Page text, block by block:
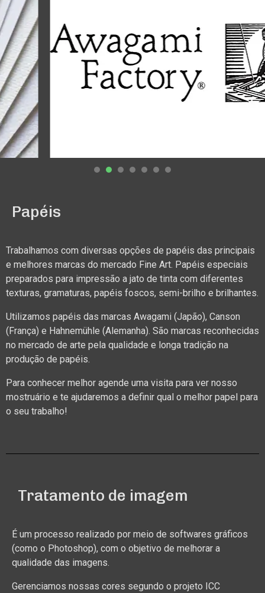
Papéis
Trabalhamos com diversas opções de papéis das principais
e melhores marcas do mercado Fine Art. Papéis especiais
preparados para impressão a jato de tinta com diferentes
texturas, gramaturas, papéis foscos, semi-brilho e brilhantes.
Utilizamos papéis das marcas Awagami (Japão), Canson
(França) e Hahnemühle (Alemanha). São marcas reconhecidas
no mercado de arte pela qualidade e longa tradição na
produção de papéis.
Para conhecer melhor agende uma visita para ver nosso
mostruário e te ajudaremos a definir qual o melhor papel para
o seu trabalho!
Tratamento de imagem
É um processo realizado por meio de softwares gráficos
(como o Photoshop), com o objetivo de melhorar a
qualidade das imagens.
Gerenciamos nossas cores segundo o projeto ICC